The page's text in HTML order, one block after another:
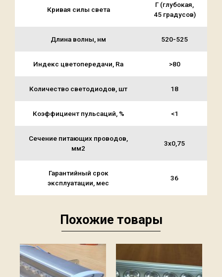
Кривая силы света
Г (глубокая,
45 градусов)
Длина волны, нм 520-525
Индекс цветопередачи, Ra >80
Количество светодиодов, шт 18
Коэффициент пульсаций, % <1
Сечение питающих проводов,
мм2
3х0,75
Гарантийный срок
эксплуатации, мес
36
Похожие товары